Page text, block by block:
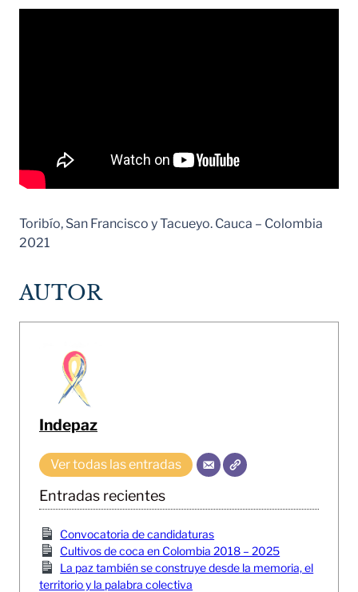
Toribío, San Francisco y Tacueyo. Cauca – Colombia
2021
AUTOR
Indepaz
Ver todas las entradas
Entradas recientes
Convocatoria de candidaturas
Cultivos de coca en Colombia 2018 – 2025
La paz también se construye desde la memoria, el
territorio y la palabra colectiva